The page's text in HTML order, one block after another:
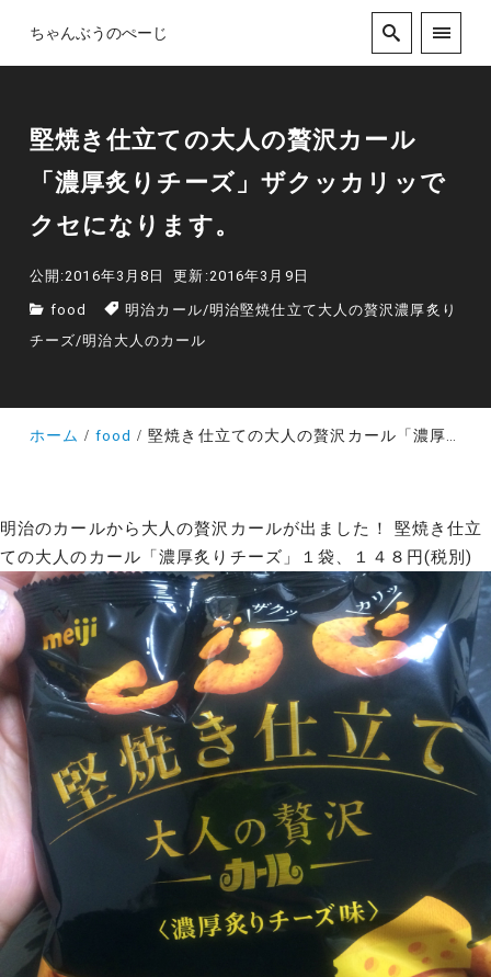
ちゃんぶうのぺーじ
堅焼き仕立ての大人の贅沢カール
「濃厚炙りチーズ」ザクッカリッで
クセになります。
公開:2016年3月8日 更新:2016年3月9日
food 明治カール/明治堅焼仕立て大人の贅沢濃厚炙り
チーズ/明治大人のカール
ホーム food 堅焼き仕立ての大人の贅沢カール「濃厚炙りチーズ」ザクッカリッでクセになります。
明治のカールから大人の贅沢カールが出ました！ 堅焼き仕立
ての大人のカール「濃厚炙りチーズ」１袋、１４８円(税別)